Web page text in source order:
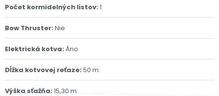
Počet kormidelných listov: 1
Bow Thruster: Nie
Elektrická kotva: Áno
Dĺžka kotvovej reťaze: 50 m
Výška sťažňa:15,30 m